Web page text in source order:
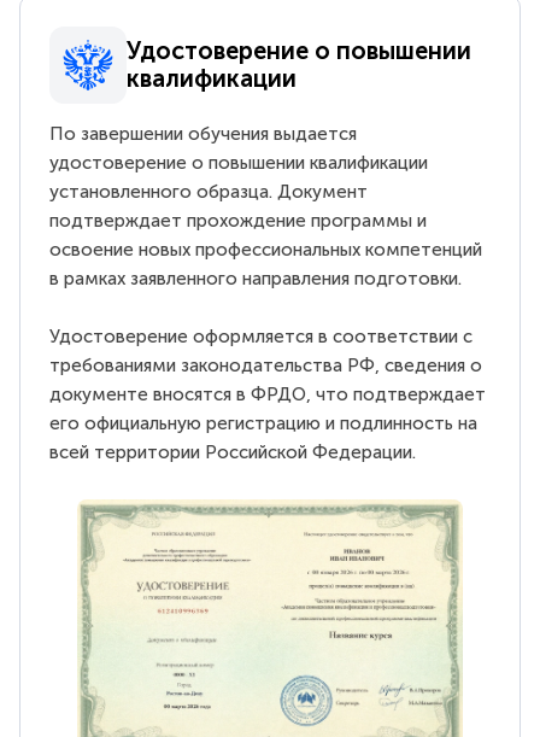
Удостоверение о повышении
квалификации
По завершении обучения выдается
удостоверение о повышении квалификации
установленного образца. Документ
подтверждает прохождение программы и
освоение новых профессиональных компетенций
в рамках заявленного направления подготовки.
Удостоверение оформляется в соответствии с
требованиями законодательства РФ, сведения о
документе вносятся в ФРДО, что подтверждает
его официальную регистрацию и подлинность на
всей территории Российской Федерации.